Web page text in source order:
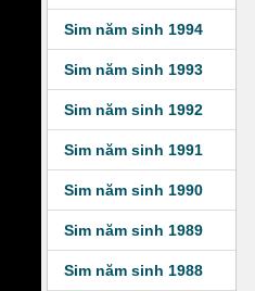
Sim năm sinh 1994
Sim năm sinh 1993
Sim năm sinh 1992
Sim năm sinh 1991
Sim năm sinh 1990
Sim năm sinh 1989
Sim năm sinh 1988